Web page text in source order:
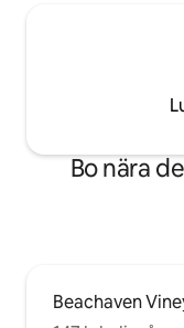
Bo nära
Beachaven